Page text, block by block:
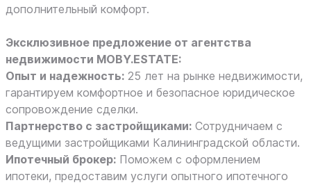
дополнительный комфорт.
Эксклюзивное предложение от агентства
недвижимости MOBY.ESTATE:
Опыт и надежность: 25 лет на рынке недвижимости,
гарантируем комфортное и безопасное юридическое
сопровождение сделки.
Партнерство с застройщиками: Сотрудничаем с
ведущими застройщиками Калининградской области.
Ипотечный брокер: Поможем с оформлением
ипотеки, предоставим услуги опытного ипотечного